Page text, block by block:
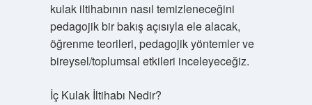
kulak iltihabının nasıl temizleneceğini
pedagojik bir bakış açısıyla ele alacak,
öğrenme teorileri, pedagojik yöntemler ve
bireysel/toplumsal etkileri inceleyeceğiz.
İç Kulak İltihabı Nedir?